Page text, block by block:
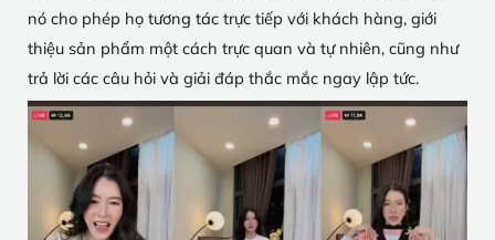
nó cho phép họ tương tác trực tiếp với khách hàng, giới
thiệu sản phẩm một cách trực quan và tự nhiên, cũng như
trả lời các câu hỏi và giải đáp thắc mắc ngay lập tức.